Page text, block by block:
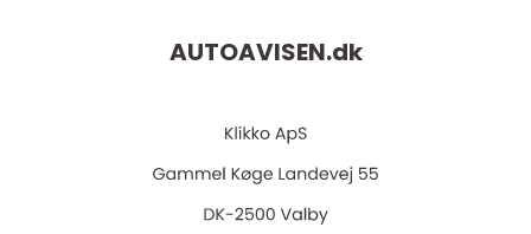
AUTOAVISEN.dk